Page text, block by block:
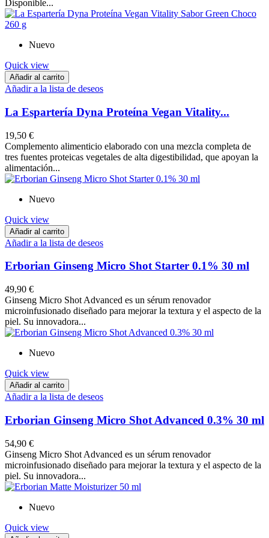
Disponible...
Nuevo
Quick view
Añadir al carrito
Añadir a la lista de deseos
La Espartería Dyna Proteína Vegan Vitality...
19,50 €
Complemento alimenticio elaborado con una mezcla completa de
tres fuentes proteicas vegetales de alta digestibilidad, que apoyan la
alimentación...
Nuevo
Quick view
Añadir al carrito
Añadir a la lista de deseos
Erborian Ginseng Micro Shot Starter 0.1% 30 ml
49,90 €
Ginseng Micro Shot Advanced es un sérum renovador
microinfusionado diseñado para mejorar la textura y el aspecto de la
piel. Su innovadora...
Nuevo
Quick view
Añadir al carrito
Añadir a la lista de deseos
Erborian Ginseng Micro Shot Advanced 0.3% 30 ml
54,90 €
Ginseng Micro Shot Advanced es un sérum renovador
microinfusionado diseñado para mejorar la textura y el aspecto de la
piel. Su innovadora...
Nuevo
Quick view